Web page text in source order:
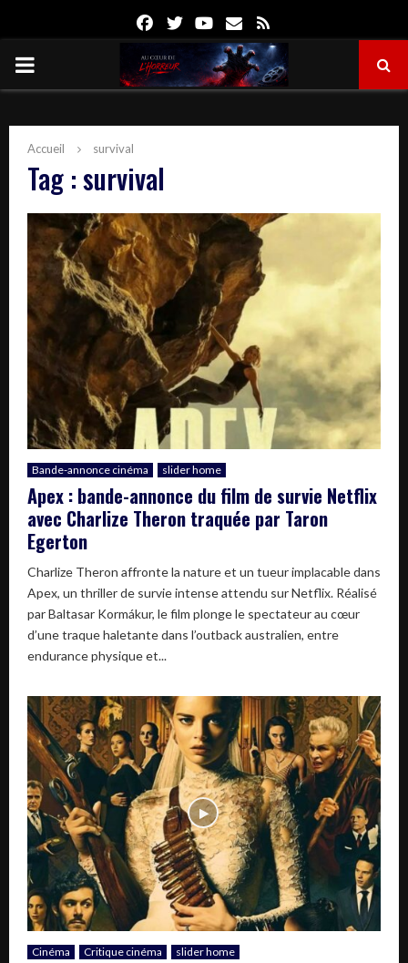
FacebookTwitterYoutube
Email
PRIMARY
Accueil survival
Tag : survival
Bande-annonce cinéma slider home
Apex : bande-annonce du film de survie Netflix
avec Charlize Theron traquée par Taron
Egerton
Charlize Theron affronte la nature et un tueur implacable dans
Apex, un thriller de survie intense attendu sur Netflix. Réalisé
par Baltasar Kormákur, le film plonge le spectateur au cœur
d’une traque haletante dans l’outback australien, entre
endurance physique et...
Cinéma Critique cinéma slider home